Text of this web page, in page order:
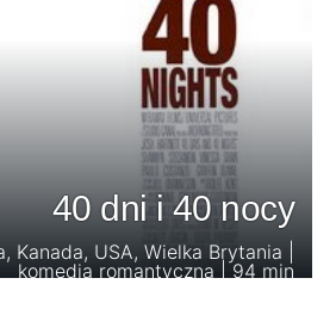
40 dni i 40 nocy
Kanada, USA, Wielka Brytania |
komedia romantyczna | 94 min